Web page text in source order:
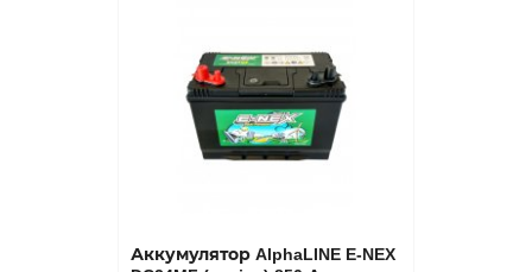
Аккумулятор AlphaLINE E-NEX